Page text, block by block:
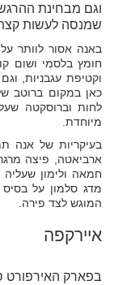
וגם מבחינת
שמנסה לעשות
באנה אסור לוותר
חומץ בלסמי ושום
וקטיפת עגבניות,
כאן במקום ברוטב
לחות וברוסקטה
מיוחדת.
בעיקריות של אנה
ארביאטה, פיצה
חמאה ולימון שעליה
מדג סלמון על בסיס
המוגש לצד פירה.
איירקפה
בפארק האירפורט